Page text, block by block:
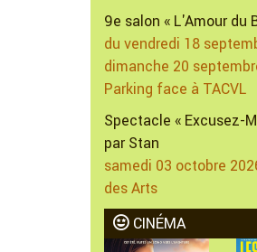
9e salon « L'Amour du
du vendredi 18
dimanche 20
Parking face à TACVL
Spectacle « Excusez-
par Stan
samedi 03 octobre
des Arts
CINÉMA